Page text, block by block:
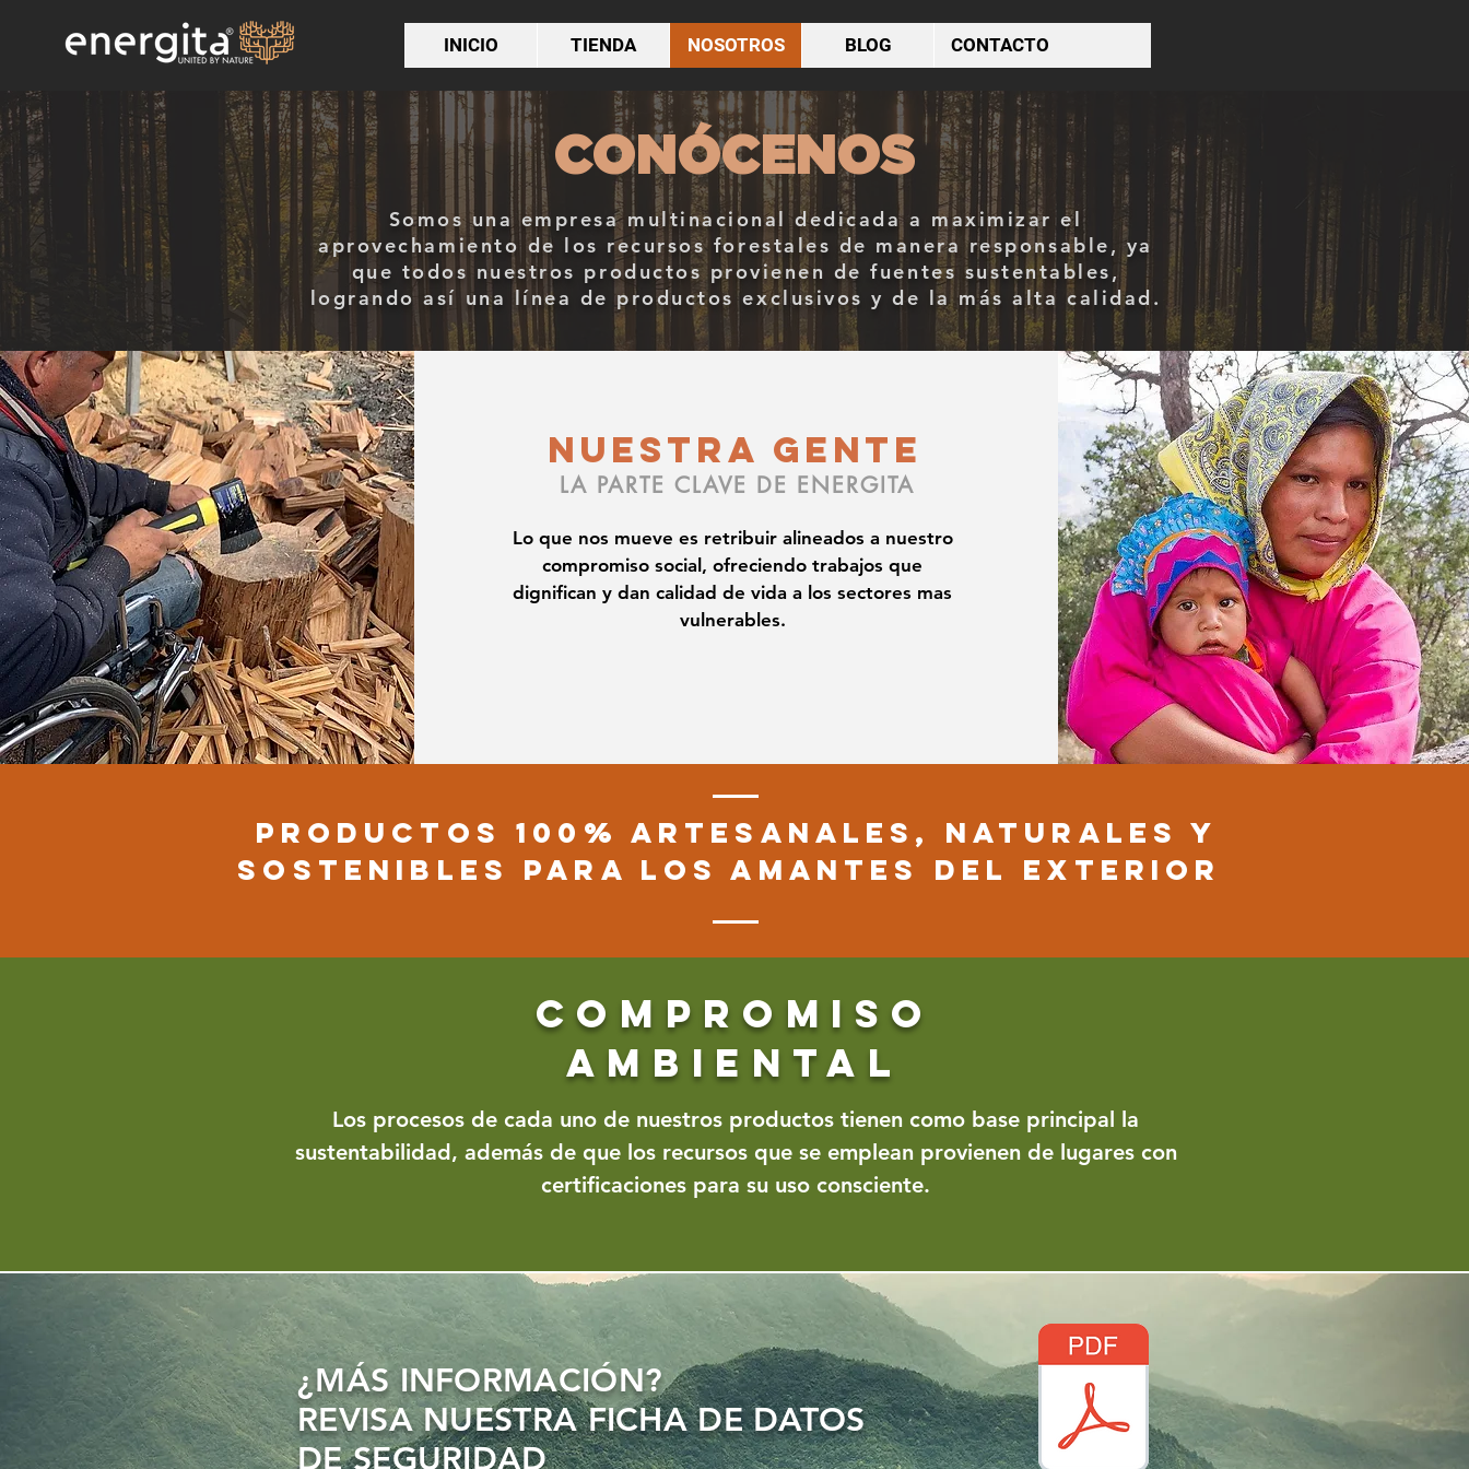
INICIO TIENDA NOSOTROS BLOG CONTACTO
CONÓCENOS
Somos una empresa multinacional dedicada a maximizar el
aprovechamiento de los recursos forestales de manera responsable, ya
que todos nuestros productos provienen de fuentes sustentables,
logrando así una línea de productos exclusivos y de la más alta calidad.
NUESTRA GENTE
LA PARTE CLAVE DE ENERGITA
Lo que nos mueve es retribuir alineados a nuestro
compromiso social, ofreciendo trabajos que
dignifican y dan calidad de vida a los sectores mas
vulnerables.
PRODUCTOS 100% ARTESANALES, NATURALES Y
SOSTENIBLES PARA LOS AMANTES DEL EXTERIOR
COMPROMISO
AMBIENTAL
Los procesos de cada uno de nuestros productos tienen como base principal la
sustentabilidad, además de que los recursos que se emplean provienen de lugares con
certificaciones para su uso consciente.
¿MÁS INFORMACIÓN?
REVISA NUESTRA FICHA DE DATOS
DE SEGURIDAD